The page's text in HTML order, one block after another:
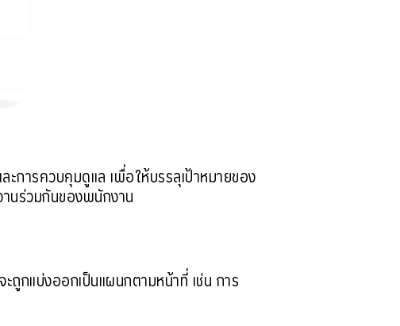
ะการควบคุมดูแล เพื่อให้บรรลุเป้าหมายของ
นร่วมกันของพนักงาน
ถูกแบ่งออกเป็นแผนกตามหน้าที่ เช่น การ